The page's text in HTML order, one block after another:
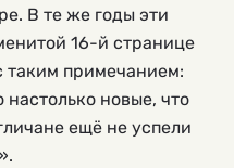
В те же годы эти
16-й странице
таким примечанием:
новые, что
ещё не успели